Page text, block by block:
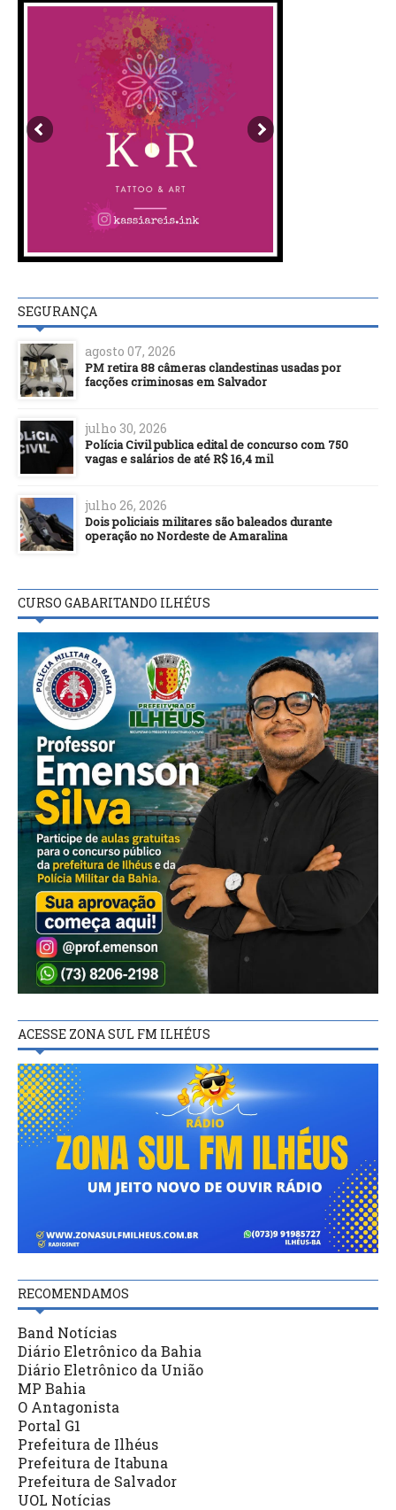
SEGURANÇA
agosto 07, 2026
PM retira 88 câmeras clandestinas usadas por
facções criminosas em Salvador
julho 30, 2026
Polícia Civil publica edital de concurso com 750
vagas e salários de até R$ 16,4 mil
julho 26, 2026
Dois policiais militares são baleados durante
operação no Nordeste de Amaralina
CURSO GABARITANDO ILHÉUS
ACESSE ZONA SUL FM ILHÉUS
RECOMENDAMOS
Band Notícias
Diário Eletrônico da Bahia
Diário Eletrônico da União
MP Bahia
O Antagonista
Portal G1
Prefeitura de Ilhéus
Prefeitura de Itabuna
Prefeitura de Salvador
UOL Notícias